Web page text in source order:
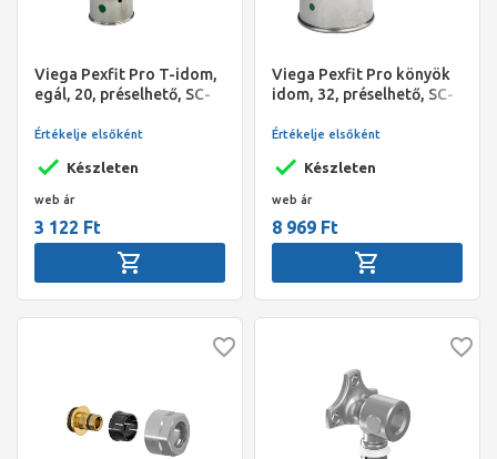
Viega Pexfit Pro T-idom,
egál, 20, préselhető, SC-
Készleten
Értékelje elsőként
web ár
3 122 Ft
Viega Pexfit Pro könyök
idom, 32, préselhető, SC-
Készleten
Értékelje elsőként
web ár
8 969 Ft